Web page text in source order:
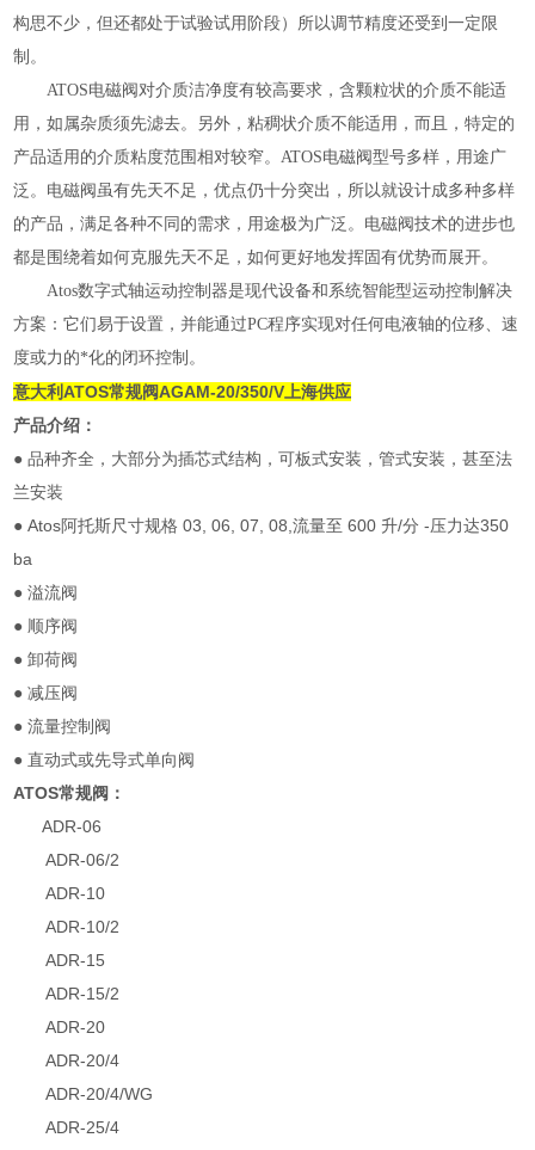
构思不少，但还都处于试验试用阶段）所以调节精度还受到一定限
制。
ATOS电磁阀对介质洁净度有较高要求，含颗粒状的介质不能适
用，如属杂质须先滤去。另外，粘稠状介质不能适用，而且，特定的
产品适用的介质粘度范围相对较窄。ATOS电磁阀型号多样，用途广
泛。电磁阀虽有先天不足，优点仍十分突出，所以就设计成多种多样
的产品，满足各种不同的需求，用途极为广泛。电磁阀技术的进步也
都是围绕着如何克服先天不足，如何更好地发挥固有优势而展开。
Atos数字式轴运动控制器是现代设备和系统智能型运动控制解决
方案：它们易于设置，并能通过PC程序实现对任何电液轴的位移、速
度或力的*化的闭环控制。
意大利ATOS常规阀AGAM-20/350/V上海供应
产品介绍：
● 品种齐全，大部分为插芯式结构，可板式安装，管式安装，甚至法
兰安装
● Atos阿托斯尺寸规格 03, 06, 07, 08,流量至 600 升/分 -压力达350
ba
● 溢流阀
● 顺序阀
● 卸荷阀
● 减压阀
● 流量控制阀
● 直动式或先导式单向阀
ATOS常规阀：
ADR-06
ADR-06/2
ADR-10
ADR-10/2
ADR-15
ADR-15/2
ADR-20
ADR-20/4
ADR-20/4/WG
ADR-25/4